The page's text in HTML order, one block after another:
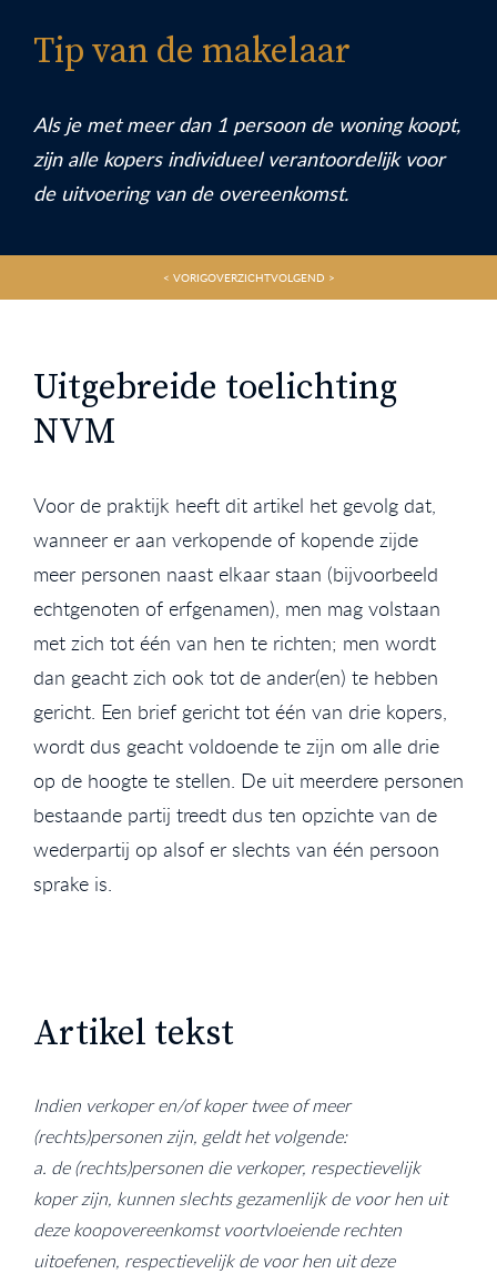
Tip van de makelaar
Als je met meer dan 1 persoon de woning koopt,
zijn alle kopers individueel verantoordelijk voor
de uitvoering van de overeenkomst.
< VORIGOVERZICHTVOLGEND >
Uitgebreide toelichting
NVM
Voor de praktijk heeft dit artikel het gevolg dat,
wanneer er aan verkopende of kopende zijde
meer personen naast elkaar staan (bijvoorbeeld
echtgenoten of erfgenamen), men mag volstaan
met zich tot één van hen te richten; men wordt
dan geacht zich ook tot de ander(en) te hebben
gericht. Een brief gericht tot één van drie kopers,
wordt dus geacht voldoende te zijn om alle drie
op de hoogte te stellen. De uit meerdere personen
bestaande partij treedt dus ten opzichte van de
wederpartij op alsof er slechts van één persoon
sprake is.
Artikel tekst
Indien verkoper en/of koper twee of meer
(rechts)personen zijn, geldt het volgende:
a. de (rechts)personen die verkoper, respectievelijk
koper zijn, kunnen slechts gezamenlijk de voor hen uit
deze koopovereenkomst voortvloeiende rechten
uitoefenen, respectievelijk de voor hen uit deze